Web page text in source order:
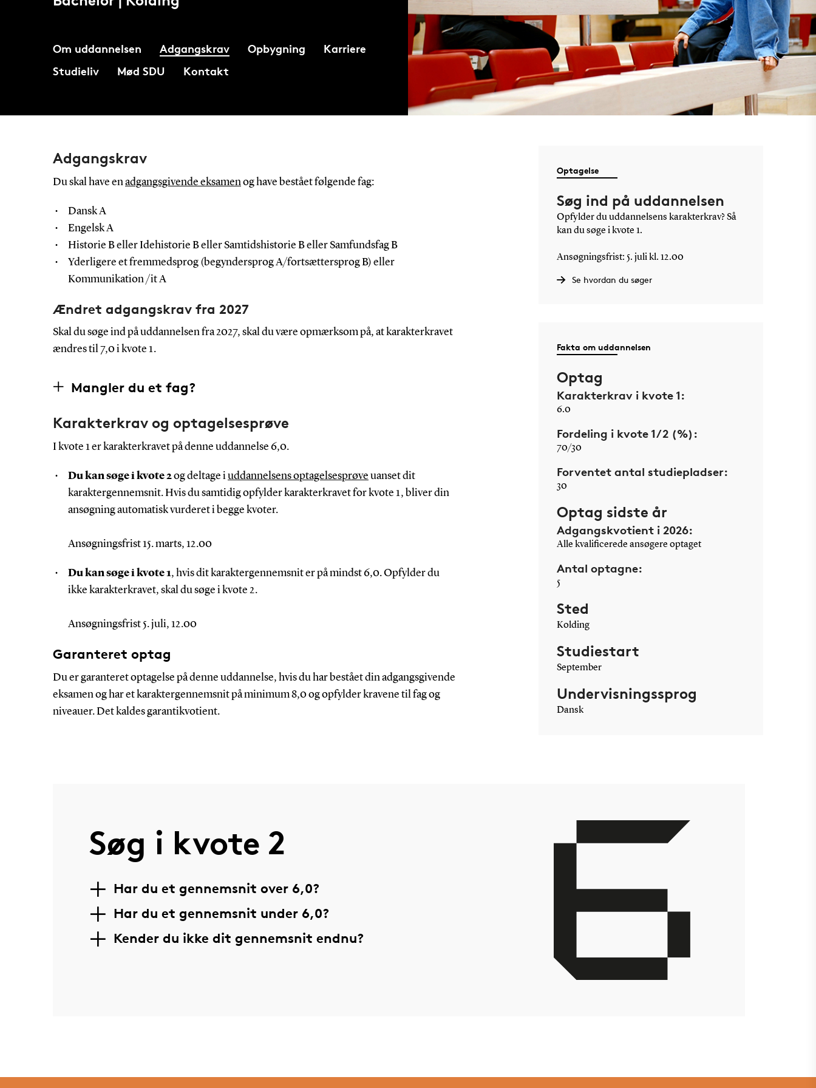
Om uddannelsen Adgangskrav Opbygning
Karriere
Studieliv
Mød SDU Kontakt
Adgangskrav
Du skal have en adgangsgivende eksamen og have bestået følgende fag:
Dansk A
Engelsk A
Historie B eller Idehistorie B eller Samtidshistorie B eller Samfundsfag B
Yderligere et fremmedsprog (begyndersprog A/fortsættersprog B) eller
Kommunikation /it A
Ændret adgangskrav fra 2027
Skal du søge ind på uddannelsen fra 2027, skal du være opmærksom på, at karakterkravet
ændres til 7,0 i kvote 1.
Mangler du et fag?
Karakterkrav og optagelsesprøve
I kvote 1 er karakterkravet på denne uddannelse 6,0.
Du kan søge i kvote 2og deltage i uddannelsens optagelsesprøve uanset dit
karaktergennemsnit. Hvis du samtidig opfylder karakterkravet for kvote 1, bliver din
ansøgning automatisk vurderet i begge kvoter.
Ansøgningsfrist 15. marts, 12.00
Du kan søge i kvote 1, hvis dit karaktergennemsnit er på mindst 6,0. Opfylder du
ikke karakterkravet, skal du søge i kvote 2.
Ansøgningsfrist 5. juli, 12.00
Garanteret optag
Du er garanteret optagelse på denne uddannelse, hvisdu har bestået din adgangsgivende
eksamen og har et karaktergennemsnit påminimum8,0og opfylderkravene tilfag og
niveauer.Det kaldes garantikvotient.
Optagelse
Søg ind på uddannelsen
Opfylder du uddannelsens karakterkrav? Så
kan du søge i kvote 1.
Ansøgningsfrist: 5. juli kl. 12.00
Se hvordan du søger
Fakta om uddannelsen
Optag
Karakterkrav i kvote 1:
6.0
Fordeling i kvote 1/2 (%):
70/30
Forventet antal studiepladser:
30
Optag sidste år
Adgangskvotient i 2026:
Alle kvalificerede ansøgere optaget
Antal optagne:
5
Sted
Kolding
Studiestart
September
Undervisningssprog
Dansk
Søg i kvote 2
Har du et gennemsnit over 6,0?
Har du et gennemsnit under 6,0?
Kender du ikke dit gennemsnit endnu?